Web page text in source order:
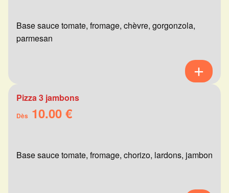
Base sauce tomate, fromage, chèvre, gorgonzola,
parmesan
Pizza 3 jambons
Dès 10.00 €
Base sauce tomate, fromage, chorizo, lardons, jambon